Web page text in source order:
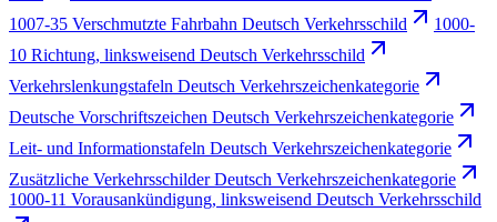
1007-35 Verschmutzte Fahrbahn Deutsch Verkehrsschild
1000-
10 Richtung, linksweisend Deutsch Verkehrsschild
Verkehrslenkungstafeln Deutsch Verkehrszeichenkategorie
Deutsche Vorschriftszeichen Deutsch Verkehrszeichenkategorie
Leit- und Informationstafeln Deutsch Verkehrszeichenkategorie
Zusätzliche Verkehrsschilder Deutsch Verkehrszeichenkategorie
1000-11 Vorausankündigung, linksweisend Deutsch Verkehrsschild